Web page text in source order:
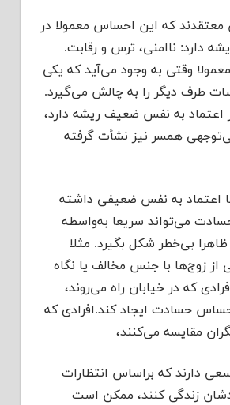
که این احساس معمولا در
دارد: ناامنی، ترس و رقابت.
وقتی به وجود می‌آید که یکی
طرف دیگر را به چالش می‌گیرد.
اعتماد به نفس ضعیف ریشه دارد،
همسر نیز نشأت گرفته
اعتماد به نفس ضعیفی داشته
می‌تواند سریعا به‌واسطه
بی‌خطر شکل بگیرد. مثلا
زوج‌ها با جنس مخالف یا نگاه
که در خیابان راه می‌روند،
حسادت ایجاد کند.افرادی که
مقایسه می‌کنند،
دارند که براساس انتظارات
زندگی کنند، ممکن است